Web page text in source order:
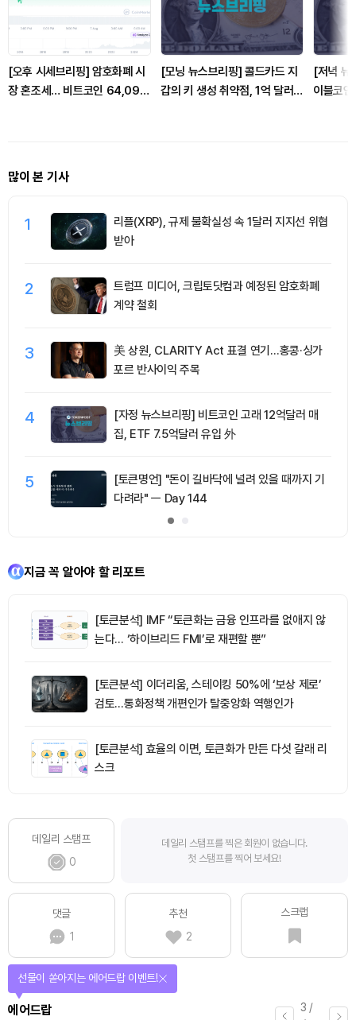
[오후 시세브리핑] 암호화폐 시
장 혼조세… 비트코인 64,090
[모닝 뉴스브리핑] 콜드카드 지
갑의 키 생성 취약점, 1억 달러
[저녁 뉴
이블코
많이 본 기사
1
리플(XRP), 규제 불확실성 속 1달러 지지선 위협
받아
2
트럼프 미디어, 크립토닷컴과 예정된 암호화폐
계약 철회
3
美 상원, CLARITY Act 표결 연기…홍콩·싱가
포르 반사이익 주목
4
[자정 뉴스브리핑] 비트코인 고래 12억달러 매
집, ETF 7.5억달러 유입 外
5
[토큰명언] "돈이 길바닥에 널려 있을 때까지 기
다려라" ㅡ Day 144
지금 꼭 알아야 할 리포트
[토큰분석] IMF “토큰화는 금융 인프라를 없애지 않
는다… ‘하이브리드 FMI’로 재편할 뿐”
[토큰분석] 이더리움, 스테이킹 50%에 ‘보상 제로’
검토…통화정책 개편인가 탈중앙화 역행인가
[토큰분석] 효율의 이면, 토큰화가 만든 다섯 갈래 리
스크
데일리 스탬프
0
데일리 스탬프를 찍은 회원이 없습니다.
첫 스탬프를 찍어 보세요!
댓글
1
추천
2
스크랩
3 /
에어드랍
선물이 쏟아지는 에어드랍 이벤트!